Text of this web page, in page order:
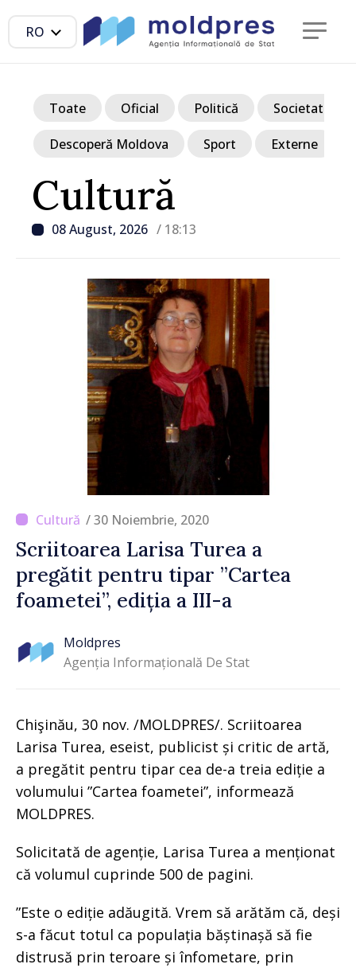
RO
Cultură
08 August, 2026 / 18:13
Toate Oficial Politică Societate
Descoperă Moldova Sport Externe
/ 30 Noiembrie, 2020
Scriitoarea Larisa Turea a
pregătit pentru tipar ”Cartea
foametei”, ediția a III-a
Moldpres
Agenția Informațională De Stat
Chişinău, 30 nov. /MOLDPRES/. Scriitoarea
Larisa Turea, eseist, publicist și critic de artă,
a pregătit pentru tipar cea de-a treia ediție a
volumului ”Cartea foametei”, informează
MOLDPRES.
Solicitată de agenție, Larisa Turea a menționat
că volumul cuprinde 500 de pagini.
”Este o ediție adăugită. Vrem să arătăm că, deși
s-a făcut totul ca populația băștinașă să fie
distrusă prin teroare și înfometare, prin